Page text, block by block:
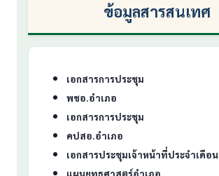
ข้อมูลสารสนเทศ
เอกสารการประชุม
พชอ.อำเภอ
เอกสารการประชุม
คปสอ.อำเภอ
เอกสารประชุมเจ้าหน้าที่ประจำเดือน
แผนยุทธศาสตร์อำเภอ